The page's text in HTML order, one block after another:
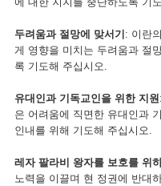
두려움과 절망에 맞서기 : 이란
게 영향을 미치는 두려움과 절
록 기도해 주십시오.
유대인과 기독교인을 위한 지원
은 어려움에 직면한 유대인과
인내를 위해 기도해 주십시오.
레자 팔라비 왕자를 보호를 위
노력을 이끌며 현 정권에 반대